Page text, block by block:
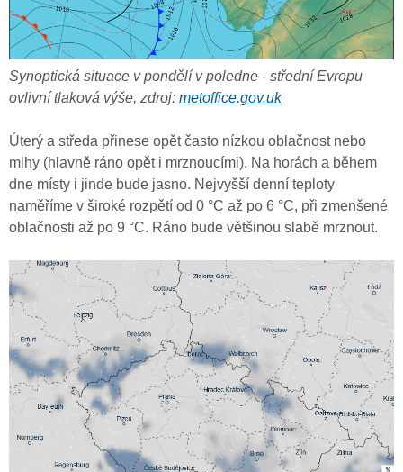
Synoptická situace v pondělí v poledne - střední Evropu
ovlivní tlaková výše, zdroj: metoffice.gov.uk
Úterý a středa přinese opět často nízkou oblačnost nebo
mlhy (hlavně ráno opět i mrznoucími). Na horách a během
dne místy i jinde bude jasno. Nejvyšší denní teploty
naměříme v široké rozpětí od 0 °C až po 6 °C, při zmenšené
oblačnosti až po 9 °C. Ráno bude většinou slabě mrznout.